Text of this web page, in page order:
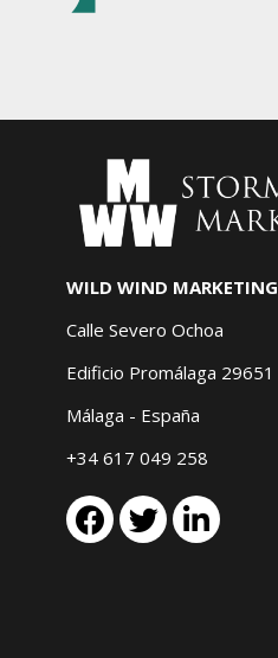
WILD WIND MARKETING
Calle Severo Ochoa
Edificio Promálaga 29651
Málaga - España
+34 617 049 258